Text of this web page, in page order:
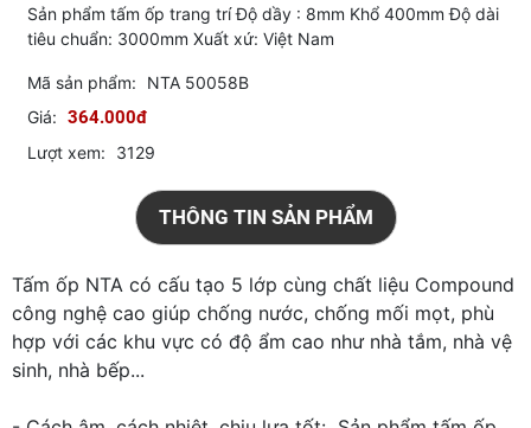
Sản phẩm tấm ốp trang trí Độ dầy : 8mm Khổ 400mm Độ dài
tiêu chuẩn: 3000mm Xuất xứ: Việt Nam
Mã sản phẩm:
NTA 50058B
Giá: 364.000đ
Lượt xem: 3129
THÔNG TIN SẢN PHẨM
Tấm ốp NTA có cấu tạo 5 lớp cùng chất liệu Compound
công nghệ cao giúp chống nước, chống mối mọt, phù
hợp với các khu vực có độ ẩm cao như nhà tắm, nhà vệ
sinh, nhà bếp...